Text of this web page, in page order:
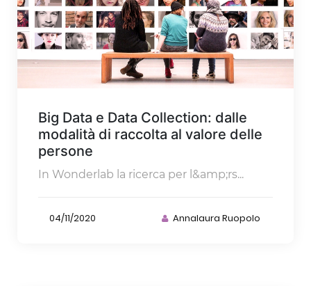
Big Data e Data Collection: dalle
modalità di raccolta al valore delle
persone
In Wonderlab la ricerca per l&amp;rs...
04/11/2020 Annalaura Ruopolo